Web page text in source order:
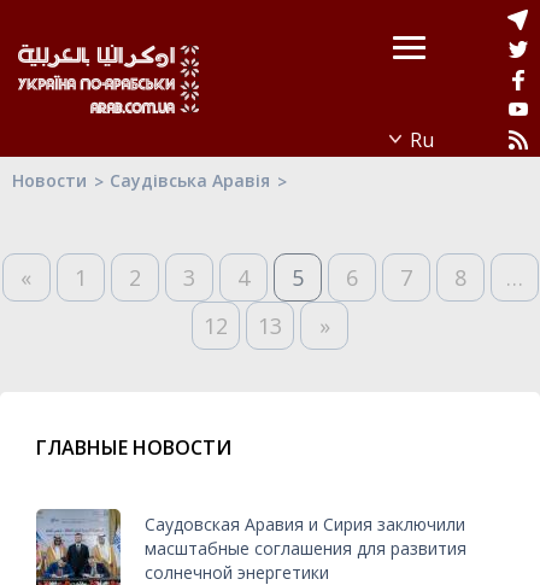
Новости Саудівська Аравія
« 1 2 3 4 5 6 7 8
…
12
13 »
ГЛАВНЫЕ НОВОСТИ
Саудовская Аравия и Сирия заключили
масштабные соглашения для развития
солнечной энергетики